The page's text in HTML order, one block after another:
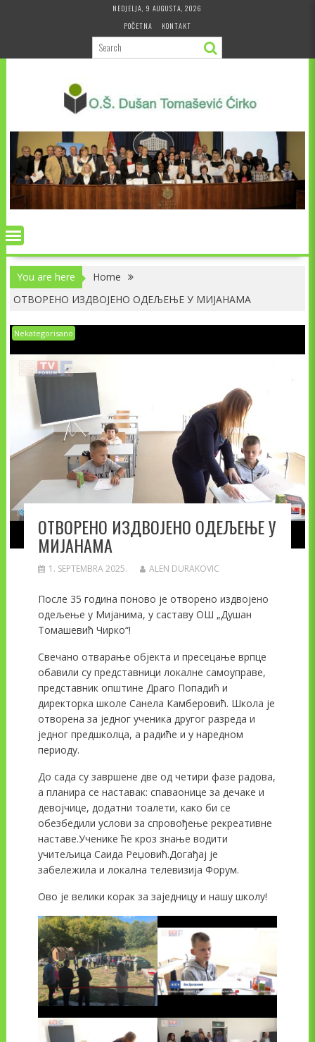
NEDJELJA, 9 AUGUSTA, 2026
POČETNA
KONTAKT
You are here
Home
ОТВОРЕНО ИЗДВОЈЕНО ОДЕЉЕЊЕ У МИЈАНАМА
Nekategorisano
ОТВОРЕНО ИЗДВОЈЕНО ОДЕЉЕЊЕ У
МИЈАНАМА
1. SEPTEMBRA 2025. ALEN DURAKOVIC
После 35 година поново је отворено издвојено
одељење у Мијанима, у саставу ОШ „Душан
Томашевић Чирко“!
Свечано отварање објекта и пресецање врпце
обавили су представници локалне самоуправе,
представник општине Драго Попадић и
директорка школе Санела Камберовић. Школа је
отворена за једног ученика другог разреда и
једног предшколца, а радиће и у наредном
периоду.
До сада су завршене две од четири фазе радова,
а планира се наставак: спаваонице за дечаке и
девојчице, додатни тоалети, како би се
обезбедили услови за спровођење рекреативне
наставе.Ученике ће кроз знање водити
учитељица Саида Реџовић.Догађај је
забележила и локална телевизија Форум.
Ово је велики корак за заједницу и нашу школу!